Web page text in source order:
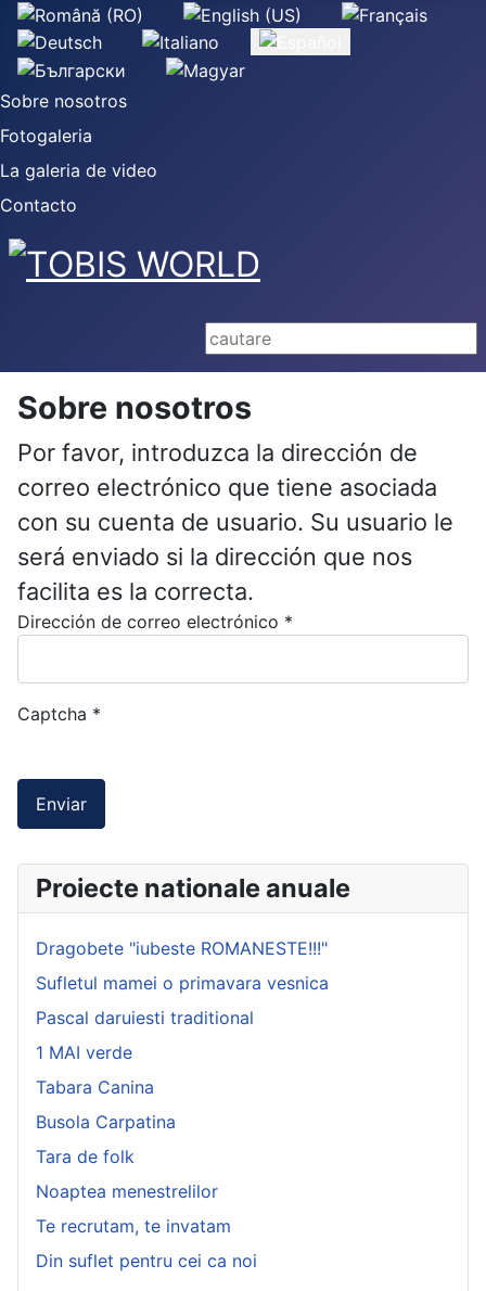
Seleccione su idioma
Sobre nosotros
Fotogaleria
La galeria de video
Contacto
Buscar...
Sobre nosotros
Por favor, introduzca la dirección de
correo electrónico que tiene asociada
con su cuenta de usuario. Su usuario le
será enviado si la dirección que nos
facilita es la correcta.
Dirección de correo electrónico *
Captcha *
Enviar
Proiecte nationale anuale
Dragobete "iubeste ROMANESTE!!!"
Sufletul mamei o primavara vesnica
Pascal daruiesti traditional
1 MAI verde
Tabara Canina
Busola Carpatina
Tara de folk
Noaptea menestrelilor
Te recrutam, te invatam
Din suflet pentru cei ca noi